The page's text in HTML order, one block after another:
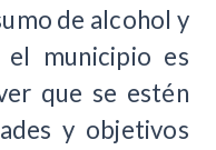
de alcohol y
el municipio es
que se estén
y objetivos